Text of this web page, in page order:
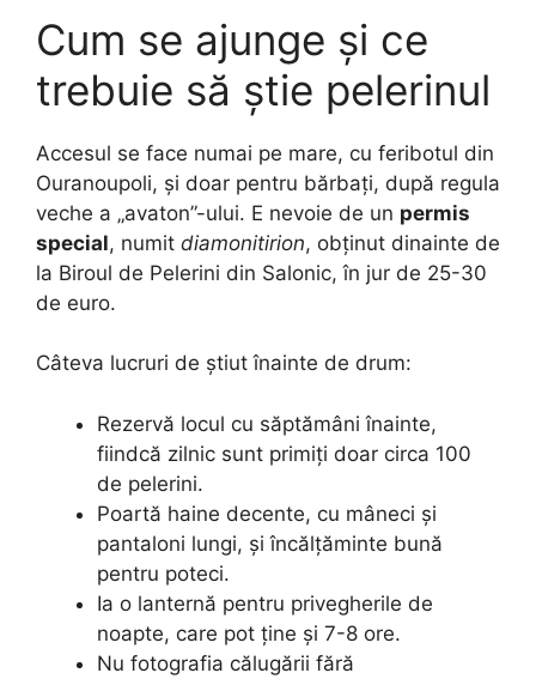
Cum se ajunge și ce
trebuie să știe pelerinul
Accesul se face numai pe mare, cu feribotul din
Ouranoupoli, și doar pentru bărbați, după regula
veche a „avaton”-ului. E nevoie de un permis
special, numit diamonitirion, obținut dinainte de
la Biroul de Pelerini din Salonic, în jur de 25-30
de euro.
Câteva lucruri de știut înainte de drum:
Rezervă locul cu săptămâni înainte,
fiindcă zilnic sunt primiți doar circa 100
de pelerini.
Poartă haine decente, cu mâneci și
pantaloni lungi, și încălțăminte bună
pentru poteci.
Ia o lanternă pentru privegherile de
noapte, care pot ține și 7-8 ore.
Nu fotografia călugării fără